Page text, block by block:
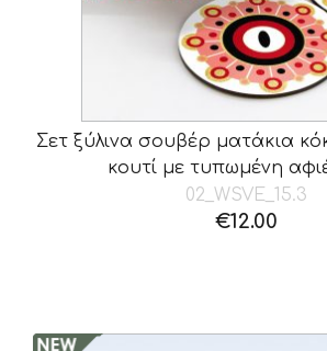
Σετ ξύλινα σουβέρ ματάκια
κουτί με τυπωμένη
02_WSVE_15.3
€12.00